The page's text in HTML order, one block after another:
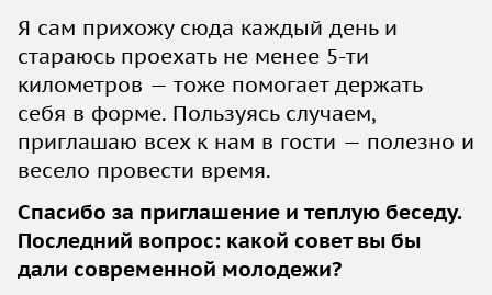
Я сам прихожу сюда каждый день и
стараюсь проехать не менее 5-ти
километров — тоже помогает держать
себя в форме. Пользуясь случаем,
приглашаю всех к нам в гости — полезно и
весело провести время.
Спасибо за приглашение и теплую беседу.
Последний вопрос: какой совет вы бы
дали современной молодежи?